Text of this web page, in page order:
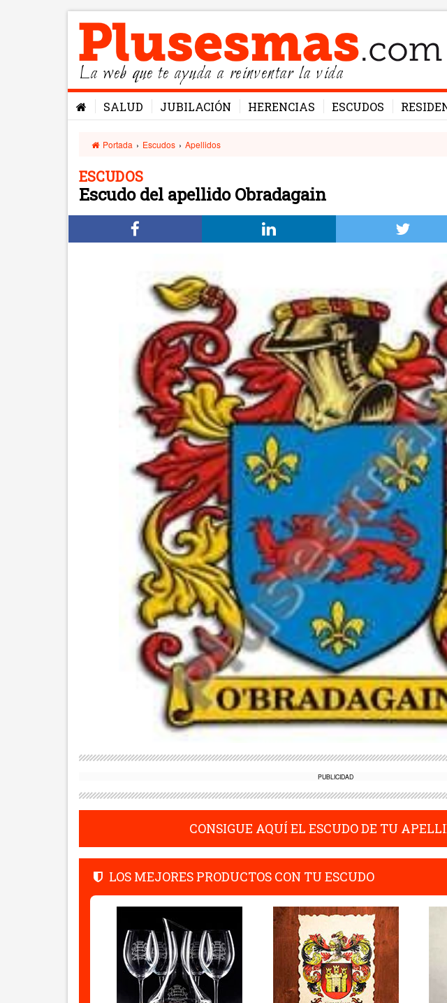
La web que te ayuda a reinventar la vida
SALUD JUBILACIÓN HERENCIAS ESCUDOS
Portada › Escudos › Apellidos
ESCUDOS
Escudo del apellido Obradagain
PUBLICIDAD
CONSIGUE AQUÍ EL ESCUDO DE TU
LOS MEJORES PRODUCTOS CON TU ESCUDO